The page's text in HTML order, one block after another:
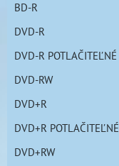
BD-R
DVD-R
DVD-R POTLAČITEĽNÉ
DVD-RW
DVD+R
DVD+R POTLAČITEĽNÉ
DVD+RW